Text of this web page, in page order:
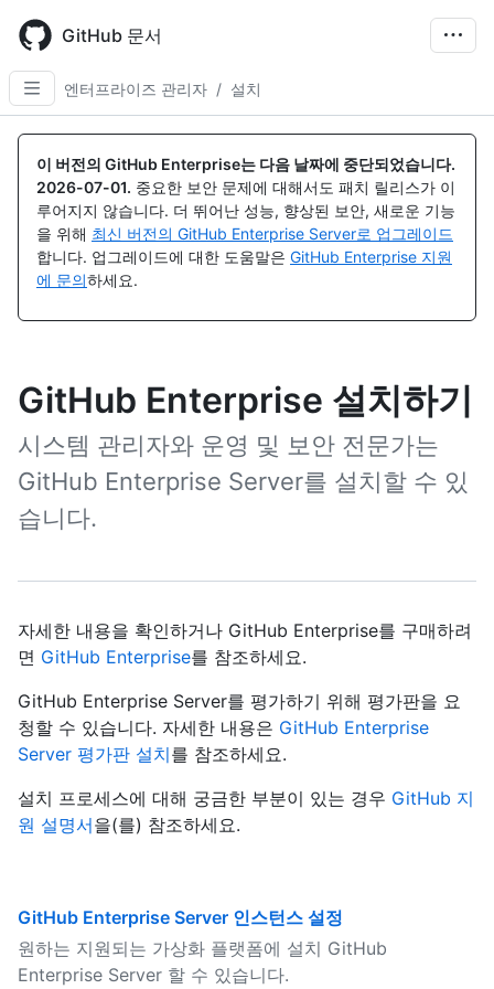
main
content
GitHub 문서
엔터프라이즈 관리자 / 설치
이 버전의 GitHub Enterprise는 다음 날짜에 중단되었습니다.
2026-07-01. 중요한 보안 문제에 대해서도 패치 릴리스가 이
루어지지 않습니다. 더 뛰어난 성능, 향상된 보안, 새로운 기능
을 위해 최신 버전의 GitHub Enterprise Server로 업그레이드
합니다. 업그레이드에 대한 도움말은 GitHub Enterprise 지원
에 문의하세요.
GitHub Enterprise 설치하기
시스템 관리자와 운영 및 보안 전문가는
GitHub Enterprise Server를 설치할 수 있
습니다.
자세한 내용을 확인하거나 GitHub Enterprise를 구매하려
면 GitHub Enterprise를 참조하세요.
GitHub Enterprise Server를 평가하기 위해 평가판을 요
청할 수 있습니다. 자세한 내용은 GitHub Enterprise
Server 평가판 설치를 참조하세요.
설치 프로세스에 대해 궁금한 부분이 있는 경우 GitHub 지
원 설명서을(를) 참조하세요.
GitHub Enterprise Server 인스턴스 설정
원하는 지원되는 가상화 플랫폼에 설치 GitHub
Enterprise Server 할 수 있습니다.